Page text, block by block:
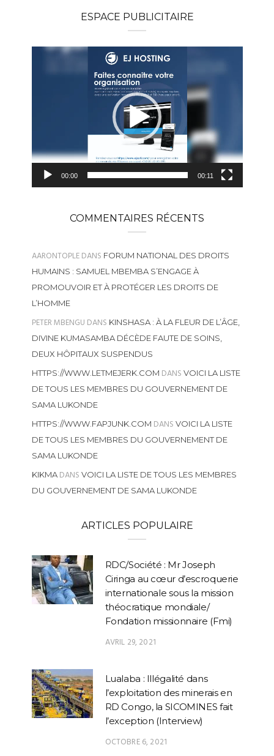
ESPACE PUBLICITAIRE
Lecteur
vidéo
00:00 00:11
COMMENTAIRES RÉCENTS
AARONTOPLEDANS FORUM NATIONAL DES DROITS
HUMAINS : SAMUEL MBEMBA S’ENGAGE À
PROMOUVOIR ET À PROTÉGER LES DROITS DE
L’HOMME
PETER MBENGU DANS KINSHASA : À LA FLEUR DE L’ÂGE,
DIVINE KUMASAMBA DÉCÈDE FAUTE DE SOINS,
DEUX HÔPITAUX SUSPENDUS
HTTPS://WWW.LETMEJERK.COM DANS VOICI LA LISTE
DE TOUS LES MEMBRES DU GOUVERNEMENT DE
SAMA LUKONDE
HTTPS://WWW.FAPJUNK.COM DANS VOICI LA LISTE
DE TOUS LES MEMBRES DU GOUVERNEMENT DE
SAMA LUKONDE
KIKMADANS VOICI LA LISTE DE TOUS LES MEMBRES
DU GOUVERNEMENT DE SAMA LUKONDE
ARTICLES POPULAIRE
RDC/Société : Mr Joseph
Ciringa au cœur d’escroquerie
internationale sous la mission
théocratique mondiale/
Fondation missionnaire (Fmi)
AVRIL 29, 2021
Lualaba : Illégalité dans
l’exploitation des minerais en
RD Congo, la SICOMINES fait
l’exception (Interview)
OCTOBRE 6, 2021